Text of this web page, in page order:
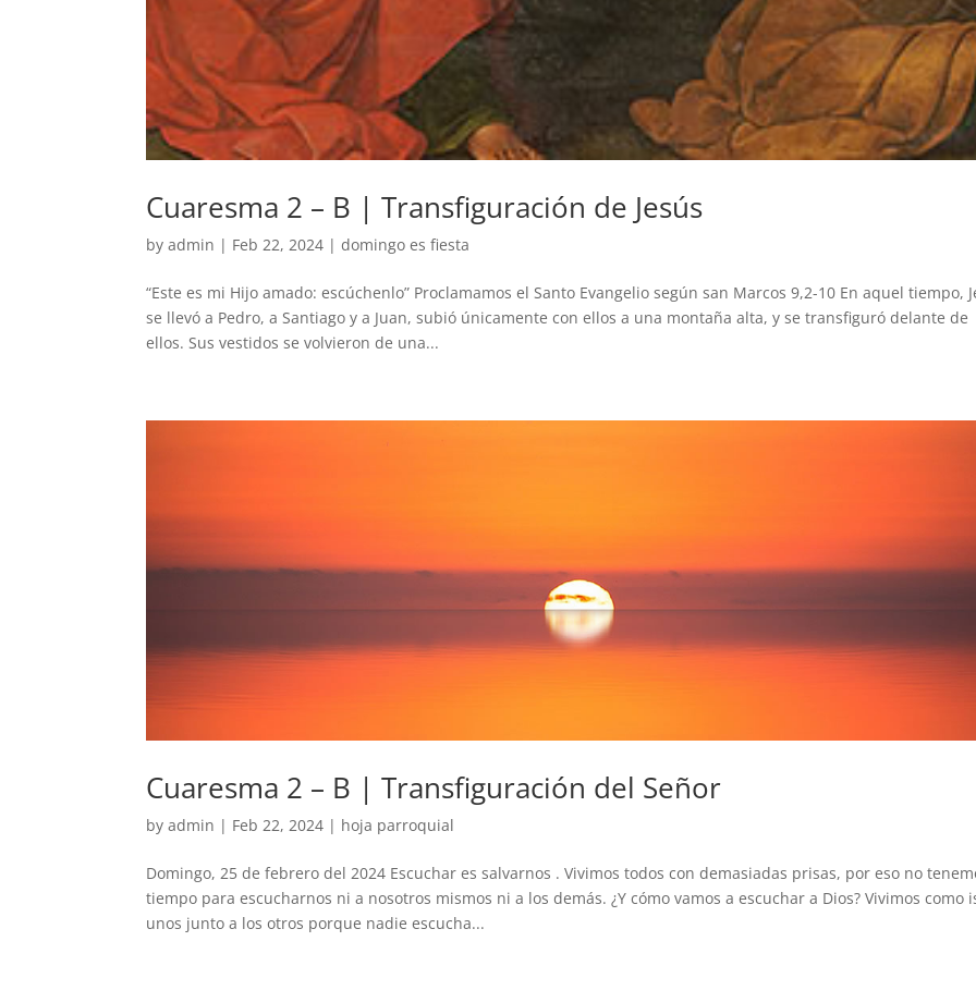
Cuaresma 2 – B | Transfiguración de Jesús
byadmin | Feb 22, 2024 |domingo es fiesta
“Este es mi Hijo amado: escúchenlo” Proclamamos el Santo Evangelio según san Marcos 9,2-10 En aquel tiempo,
se llevó a Pedro, a Santiago y a Juan, subió únicamente con ellos a una montaña alta, y se transfiguró delante de
ellos. Sus vestidos se volvieron de una...
Cuaresma 2 – B | Transfiguración del Señor
byadmin | Feb 22, 2024 | hoja parroquial
Domingo, 25 de febrero del 2024 Escuchar es salvarnos . Vivimos todos con demasiadas prisas, por eso no
tiempo para escucharnos ni a nosotros mismos ni a los demás. ¿Y cómo vamos a escuchar a Dios? Vivimos como
unos junto a los otros porque nadie escucha...